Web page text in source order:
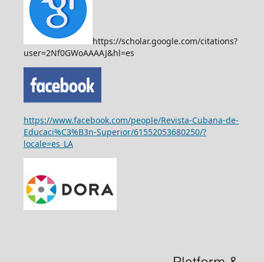
https://scholar.google.com/citations?
user=2Nf0GWoAAAAJ&hl=es
https://www.facebook.com/people/Revista-Cubana-de-
Educaci%C3%B3n-Superior/61552053680250/?
locale=es_LA